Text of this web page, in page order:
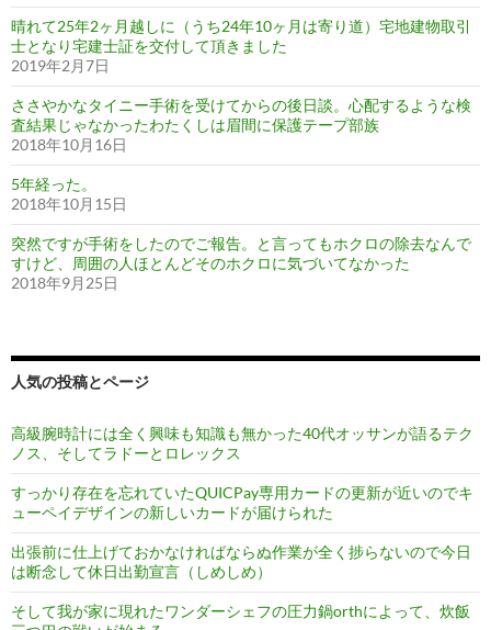
晴れて25年2ヶ月越しに（うち24年10ヶ月は寄り道）宅地建物取引
士となり宅建士証を交付して頂きました
2019年2月7日
ささやかなタイニー手術を受けてからの後日談。心配するような検
査結果じゃなかったわたくしは眉間に保護テープ部族
2018年10月16日
5年経った。
2018年10月15日
突然ですが手術をしたのでご報告。と言ってもホクロの除去なんで
すけど、周囲の人ほとんどそのホクロに気づいてなかった
2018年9月25日
人気の投稿とページ
高級腕時計には全く興味も知識も無かった40代オッサンが語るテク
ノス、そしてラドーとロレックス
すっかり存在を忘れていたQUICPay専用カードの更新が近いのでキ
ューペイデザインの新しいカードが届けられた
出張前に仕上げておかなければならぬ作業が全く捗らないので今日
は断念して休日出勤宣言（しめしめ）
そして我が家に現れたワンダーシェフの圧力鍋orthによって、炊飯